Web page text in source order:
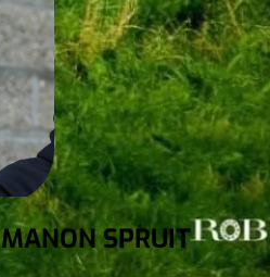
MANON SPRUIT